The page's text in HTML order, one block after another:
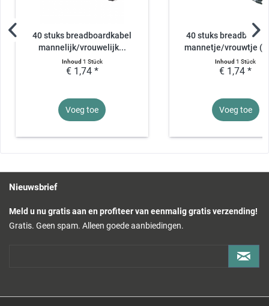
40 stuks breadboardkabel
mannelijk/vrouwelijk...
Inhoud 1 Stück
€ 1,74 *
Voeg toe
40 stuks
mannetje/vrouwtje
Inhoud1 Stück
€ 1,74 *
Voeg toe
Nieuwsbrief
Meld u nu gratis aan en profiteer van eenmalig gratis verzending!
Gratis. Geen spam. Alleen goede aanbiedingen.